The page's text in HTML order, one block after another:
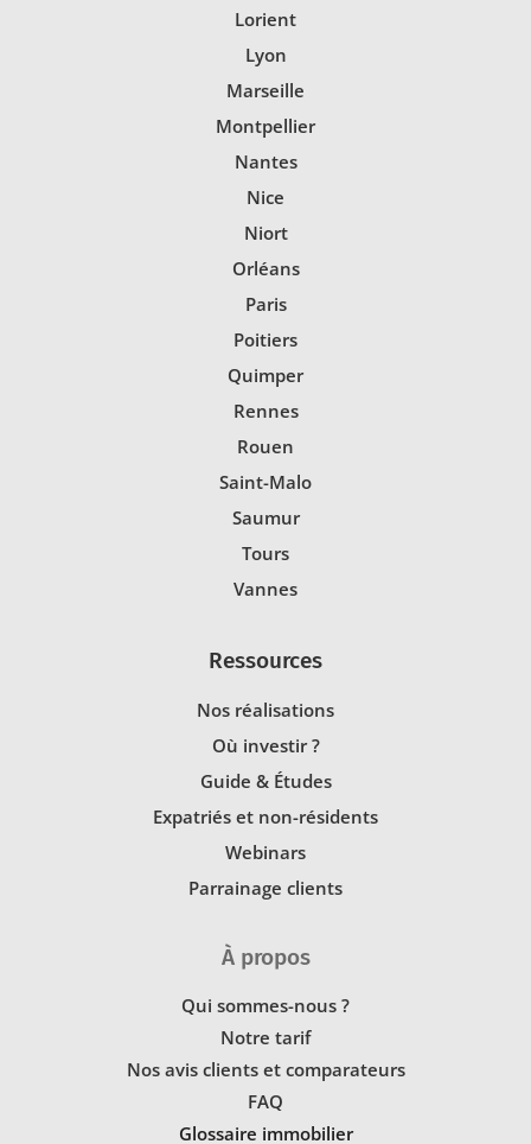
Lorient
Lyon
Marseille
Montpellier
Nantes
Nice
Niort
Orléans
Paris
Poitiers
Quimper
Rennes
Rouen
Saint-Malo
Saumur
Tours
Vannes
Ressources
Nos réalisations
Où investir ?
Guide & Études
Expatriés et non-résidents
Webinars
Parrainage clients
À propos
Qui sommes-nous ?
Notre tarif
Nos avis clients et comparateurs
FAQ
Glossaire immobilier